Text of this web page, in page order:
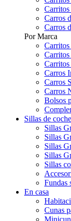
Carritos
Carros
Carros
Por Marca
Carros
Carros
Carros
Bolsos
Sillas de coche
Sillas
Sillas
Sillas
Sillas
Sillas
Fundas
En casa
Cunas